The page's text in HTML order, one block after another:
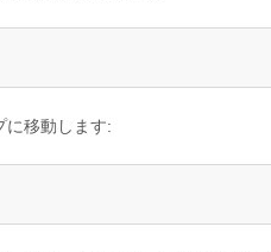
に移動します: